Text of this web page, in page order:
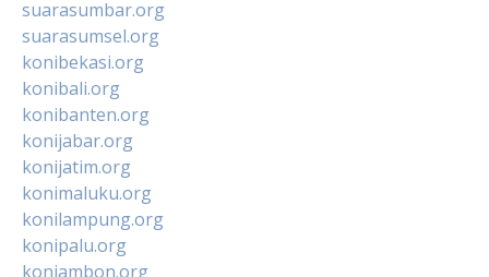
suarasumbar.org
suarasumsel.org
konibekasi.org
konibali.org
konibanten.org
konijabar.org
konijatim.org
konimaluku.org
konilampung.org
konipalu.org
koniambon.org